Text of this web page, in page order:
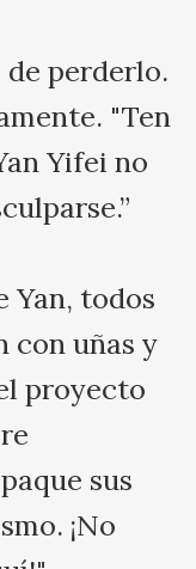
de perderlo.
"Ten
Yifei no
Yan, todos
con uñas y
proyecto
sus
¡No